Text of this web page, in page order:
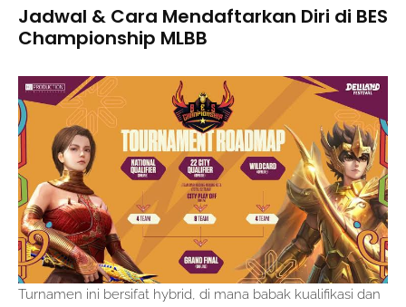
Jadwal & Cara Mendaftarkan Diri di BES
Championship MLBB
Turnamen ini bersifat hybrid, di mana babak kualifikasi dan